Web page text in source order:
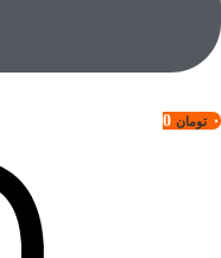
۰ تومان 0